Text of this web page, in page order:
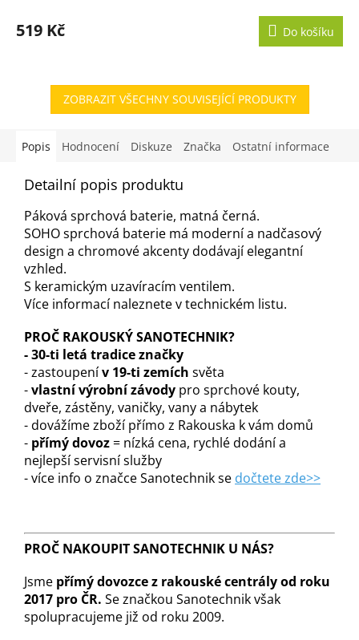
519 Kč Do košíku
ZOBRAZIT VŠECHNY SOUVISEJÍCÍ PRODUKTY
Popis Hodnocení Diskuze Značka Ostatní informace
Detailní popis produktu
Páková sprchová baterie, matná černá.
SOHO sprchová baterie má moderní a nadčasový
design a chromové akcenty dodávají elegantní
vzhled.
S keramickým uzavíracím ventilem.
Více informací naleznete v technickém listu.
PROČ RAKOUSKÝ SANOTECHNIK?
-30-ti letá tradice značky
- zastoupenív 19-ti zemích světa
-vlastní výrobní závody pro sprchové kouty,
dveře, zástěny, vaničky, vany a nábytek
- dovážíme zboží přímo z Rakouska k vám domů
- přímý dovoz= nízká cena, rychlé dodání a
nejlepší servisní služby
- více info o značce Sanotechnik se dočtete zde>>
PROČ NAKOUPIT SANOTECHNIK U NÁS?
Jsme přímý dovozce z rakouské centrály od roku
2017 pro ČR. Se značkou Sanotechnik však
spolupracujeme již od roku 2009.